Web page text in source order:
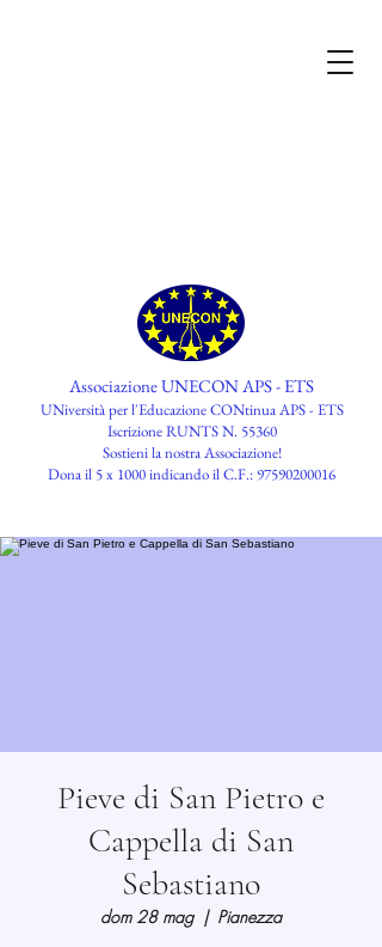
Associazione UNECON APS - ETS
UNiversità per l'Educazione CONtinua APS - ETS
Iscrizione RUNTS N. 55360
​Sostieni la nostra Associazione!
Dona il 5 x 1000 indicando il C.F.:97590200016
Pieve di San Pietro e
Cappella di San
Sebastiano
dom 28 mag
  |
Pianezza